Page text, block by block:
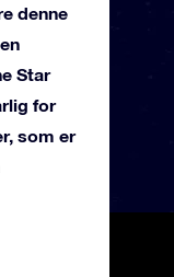
denne
Star
for
som er